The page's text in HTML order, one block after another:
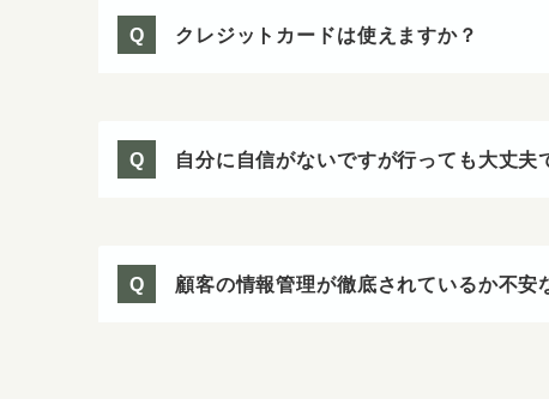
Q クレジットカードは使えますか？
Q 自分に自信がないですが行っても大丈夫
Q 顧客の情報管理が徹底されているか不安